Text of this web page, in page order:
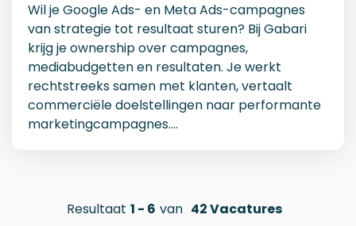
Wil je Google Ads- en Meta Ads-campagnes
van strategie tot resultaat sturen? Bij Gabari
krijg je ownership over campagnes,
mediabudgetten en resultaten. Je werkt
rechtstreeks samen met klanten, vertaalt
commerciële doelstellingen naar performante
marketingcampagnes....
Resultaat 1 - 6 van 42Vacatures